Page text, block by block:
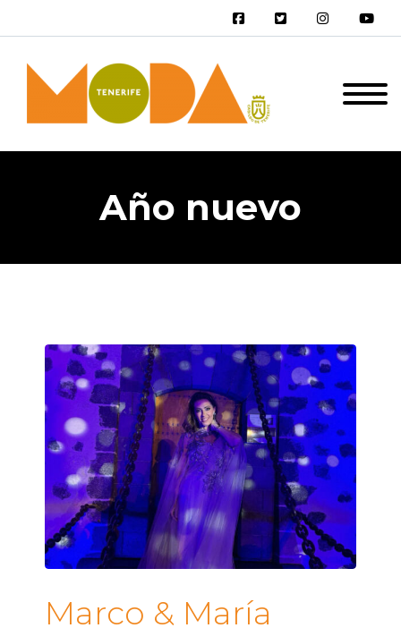
Año nuevo
Marco & María